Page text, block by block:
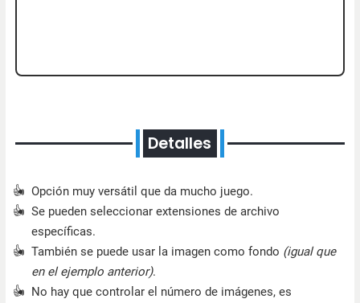
Detalles
Opción muy versátil que da mucho juego.
Se pueden seleccionar extensiones de archivo
específicas.
También se puede usar la imagen como fondo (igual que
en el ejemplo anterior).
No hay que controlar el número de imágenes, es